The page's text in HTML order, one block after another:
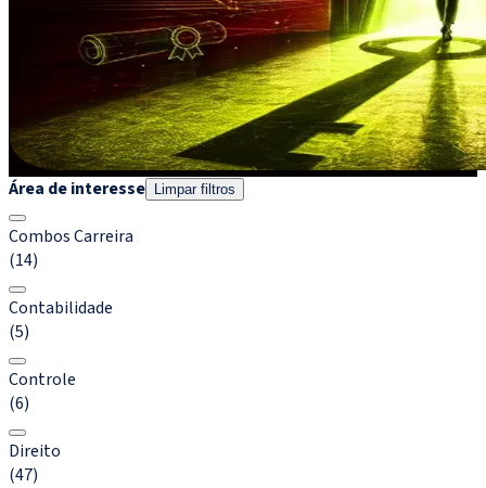
Área de interesse Limpar filtros
Combos Carreira
(14)
Contabilidade
(5)
Controle
(6)
Direito
(47)